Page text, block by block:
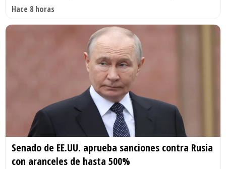
Hace 8 horas
Senado de EE.UU. aprueba sanciones contra Rusia
con aranceles de hasta 500%